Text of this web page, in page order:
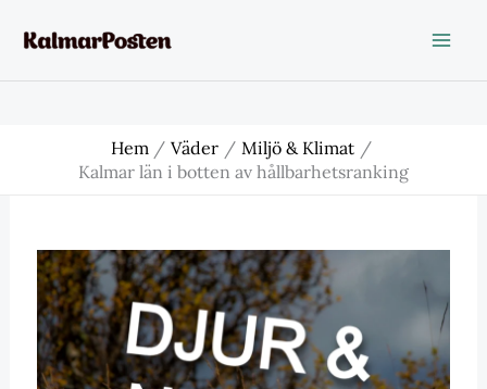
Hem Väder
Miljö & Klimat
Kalmar län i botten av hållbarhetsranking